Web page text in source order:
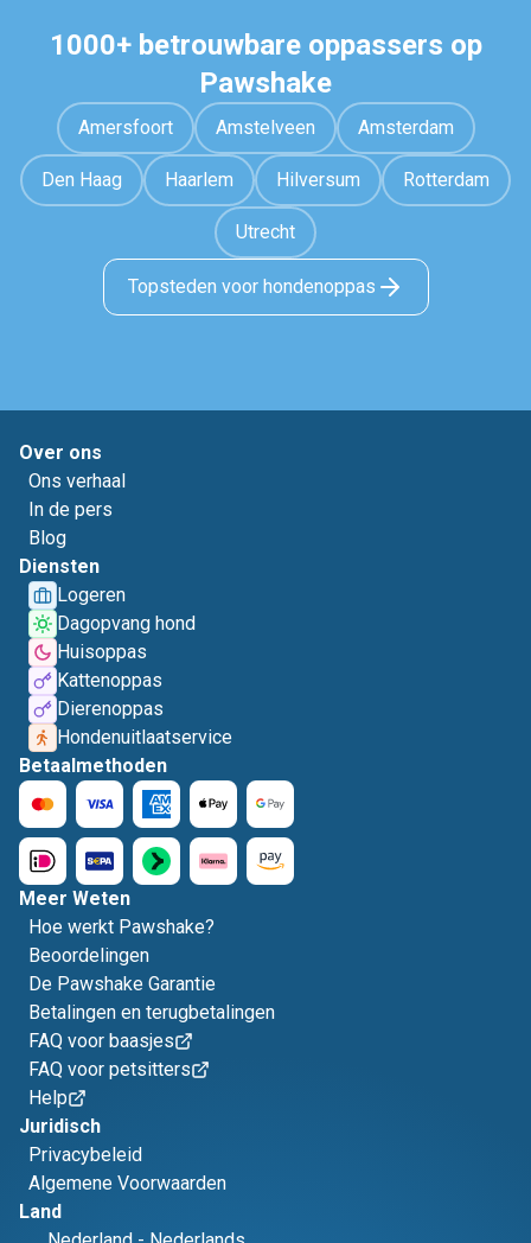
1000+ betrouwbare oppassers op
Pawshake
Amersfoort Amstelveen Amsterdam
Den Haag Haarlem Hilversum Rotterdam
Utrecht
Topsteden voor hondenoppas
Over ons
Ons verhaal
In de pers
Blog
Diensten
Logeren
Dagopvang hond
Huisoppas
Kattenoppas
Dierenoppas
Hondenuitlaatservice
Betaalmethoden
Meer Weten
Hoe werkt Pawshake?
Beoordelingen
De Pawshake Garantie
Betalingen en terugbetalingen
FAQ voor baasjes
FAQ voor petsitters
Help
Juridisch
Privacybeleid
Algemene Voorwaarden
Land